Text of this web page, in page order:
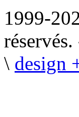
1999-
réservés.
\ design